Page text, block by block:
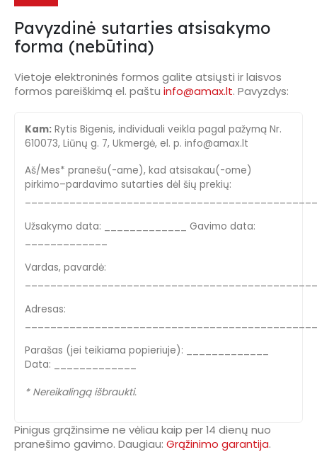
Pavyzdinė sutarties atsisakymo
forma (nebūtina)
Vietoje elektroninės formos galite atsiųsti ir laisvos
formos pareiškimą el. paštu info@amax.lt. Pavyzdys:
Kam:Rytis Bigenis, individuali veikla pagal pažymą Nr.
610073, Liūnų g. 7, Ukmergė, el. p. info@amax.lt
Aš/Mes* pranešu(-ame), kad atsisakau(-ome)
pirkimo–pardavimo sutarties dėl šių prekių:
Užsakymo data: _____________ Gavimo data:
Vardas, pavardė:
Adresas:
Parašas (jei teikiama popieriuje): _____________
Data: _____________
* Nereikalingą išbraukti.
Pinigus grąžinsime ne vėliau kaip per 14 dienų nuo
pranešimo gavimo. Daugiau: Grąžinimo garantija.